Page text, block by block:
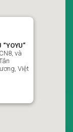
Việt Nam
P Kinh Doanh
và
Việt